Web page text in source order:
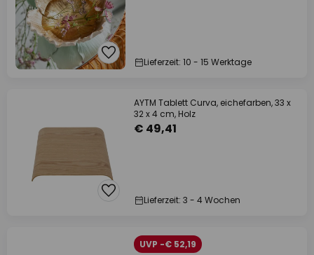
Lieferzeit: 10 - 15 Werktage
AYTM Tablett Curva, eichefarben, 33 x
32 x 4 cm, Holz
€ 49,41
Lieferzeit: 3 - 4 Wochen
UVP -€ 52,19